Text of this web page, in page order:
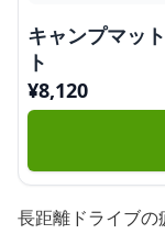
キャンプマッ
ト
¥8,120
長距離ドライブ